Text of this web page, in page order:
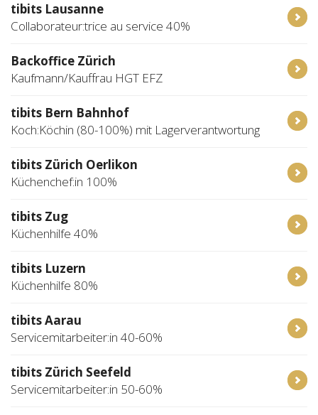
tibits Lausanne
Collaborateur:trice au service 40%
Backoffice Zürich
Kaufmann/Kauffrau HGT EFZ
tibits Bern Bahnhof
Koch:Köchin (80-100%) mit Lagerverantwortung
tibits Zürich Oerlikon
Küchenchef:in 100%
tibits Zug
Küchenhilfe 40%
tibits Luzern
Küchenhilfe 80%
tibits Aarau
Servicemitarbeiter:in 40-60%
tibits Zürich Seefeld
Servicemitarbeiter:in 50-60%